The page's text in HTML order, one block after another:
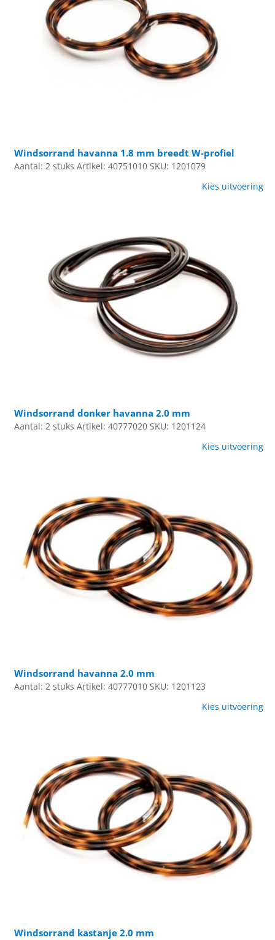
Windsorrand havanna 1.8 mm breedt W-profiel
Aantal: 2 stuks Artikel: 40751010 SKU: 1201079
Kies uitvoering
Windsorrand donker havanna 2.0 mm
Aantal: 2 stuks Artikel: 40777020 SKU: 1201124
Kies uitvoering
Windsorrand havanna 2.0 mm
Aantal: 2 stuks Artikel: 40777010 SKU: 1201123
Kies uitvoering
Windsorrand kastanje 2.0 mm